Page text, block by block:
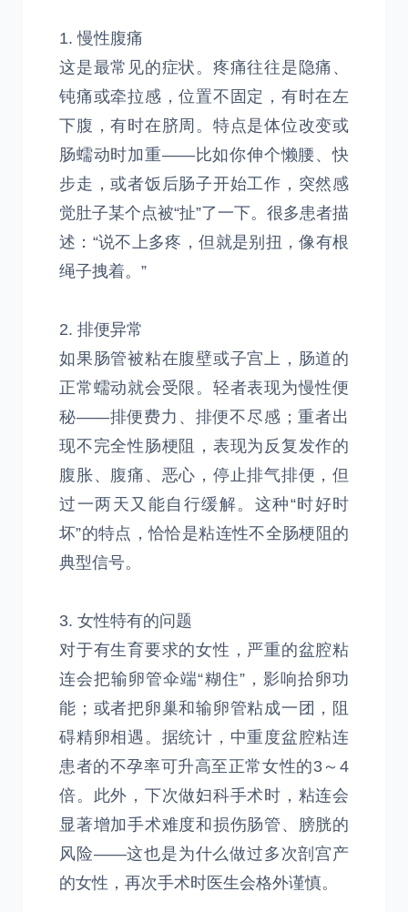
1. 慢性腹痛
这是最常见的症状。疼痛往往是隐痛、
钝痛或牵拉感，位置不固定，有时在左
下腹，有时在脐周。特点是体位改变或
肠蠕动时加重——比如你伸个懒腰、快
步走，或者饭后肠子开始工作，突然感
觉肚子某个点被“扯”了一下。很多患者描
述：“说不上多疼，但就是别扭，像有根
绳子拽着。”
2. 排便异常
如果肠管被粘在腹壁或子宫上，肠道的
正常蠕动就会受限。轻者表现为慢性便
秘——排便费力、排便不尽感；重者出
现不完全性肠梗阻，表现为反复发作的
腹胀、腹痛、恶心，停止排气排便，但
过一两天又能自行缓解。这种“时好时
坏”的特点，恰恰是粘连性不全肠梗阻的
典型信号。
3. 女性特有的问题
对于有生育要求的女性，严重的盆腔粘
连会把输卵管伞端“糊住”，影响拾卵功
能；或者把卵巢和输卵管粘成一团，阻
碍精卵相遇。据统计，中重度盆腔粘连
患者的不孕率可升高至正常女性的3～4
倍。此外，下次做妇科手术时，粘连会
显著增加手术难度和损伤肠管、膀胱的
风险——这也是为什么做过多次剖宫产
的女性，再次手术时医生会格外谨慎。